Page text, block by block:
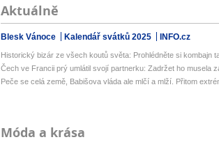
Aktuálně
Blesk Vánoce Kalendář svátků 2025 INFO.cz
Historický bizár ze všech koutů světa: Prohlédněte si kombajn
Čech ve Francii prý umlátil svojí partnerku: Zadržet ho musela
Peče se celá země, Babišova vláda ale mlčí a mlží. Přitom
Móda a krása